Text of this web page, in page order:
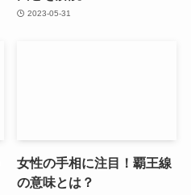
2023-05-31
女性の手相に注目！覇王線
の意味とは？